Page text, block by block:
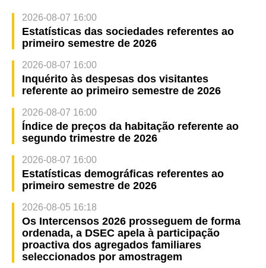
2026-08-07 16:00
Estatísticas das sociedades referentes ao
primeiro semestre de 2026
2026-08-07 16:00
Inquérito às despesas dos visitantes
referente ao primeiro semestre de 2026
2026-08-07 16:00
Índice de preços da habitação referente ao
segundo trimestre de 2026
2026-08-07 16:00
Estatísticas demográficas referentes ao
primeiro semestre de 2026
2026-08-05 16:18
Os Intercensos 2026 prosseguem de forma
ordenada, a DSEC apela à participação
proactiva dos agregados familiares
seleccionados por amostragem